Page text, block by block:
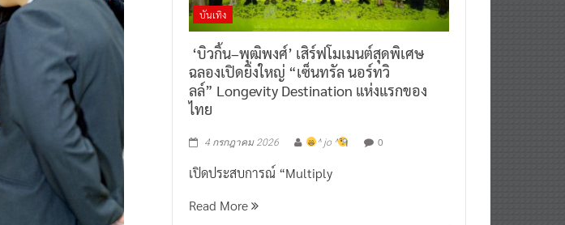
บันเทิง
‘บิวกิ้น–พุฒิพงศ์’ เสิร์ฟโมเมนต์สุดพิเศษ
ฉลองเปิดยิ่งใหญ่ “เซ็นทรัล นอร์ทวิ
ลล์” Longevity Destination แห่งแรกของ
ไทย
4 กรกฎาคม 2026 ^ jo ^ 0
เปิดประสบการณ์ “Multiply
Read More